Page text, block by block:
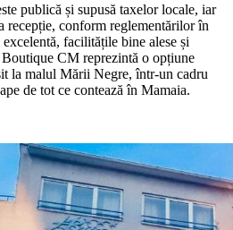
publică și supusă taxelor locale, iar
recepție, conform reglementărilor în
facilitățile bine alese și
CM reprezintă o opțiune
la malul Mării Negre, într-un cadru
de tot ce contează în Mamaia.